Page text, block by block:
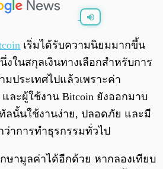
0:00
เริ่มได้รับความนิยมมากขึ้น
งในสกุลเงินทางเลือกสำหรับการ
ประเทศไปแล้วเพราะค่า
ละผู้ใช้งาน Bitcoin ยังออกมาบ
ลนั้นใช้งานง่าย, ปลอดภัย และมี
าการทำธุรกรรมทั่วไป
ษามูลค่าได้อีกด้วย หากลองเทียบ